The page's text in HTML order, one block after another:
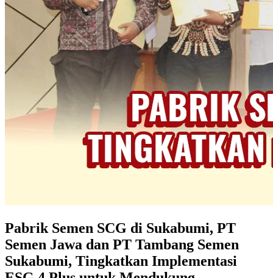
Pabrik Semen SCG di Sukabumi, PT
Semen Jawa dan PT Tambang Semen
Sukabumi, Tingkatkan Implementasi